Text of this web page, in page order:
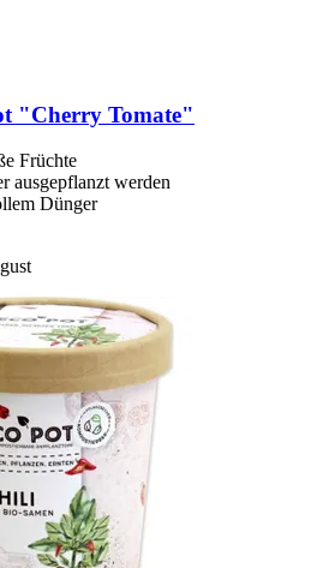
"Cherry Tomate"
Früchte
ausgepflanzt werden
Dünger